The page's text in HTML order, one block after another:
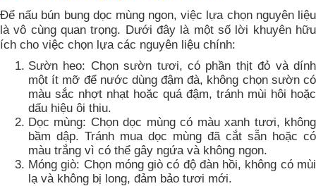
Để nấu bún bung dọc mùng ngon, việc lựa chọn nguyên liệu
là vô cùng quan trọng. Dưới đây là một số lời khuyên hữu
ích cho việc chọn lựa các nguyên liệu chính:
Sườn heo: Chọn sườn tươi, có phần thịt đỏ và dính
một ít mỡ để nước dùng đậm đà, không chọn sườn có
màu sắc nhợt nhạt hoặc quá đậm, tránh mùi hôi hoặc
dấu hiệu ôi thiu.
Dọc mùng: Chọn dọc mùng có màu xanh tươi, không
bầm dập. Tránh mua dọc mùng đã cắt sẵn hoặc có
màu trắng vì có thể gây ngứa và không ngon.
Móng giò: Chọn móng giò có độ đàn hồi, không có mùi
lạ và không bị long, đảm bảo tươi mới.